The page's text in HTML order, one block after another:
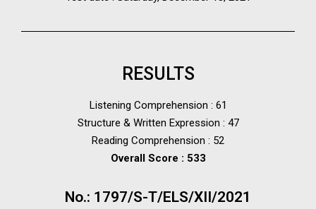
RESULTS
Listening Comprehension : 61
Structure & Written Expression : 47
Reading Comprehension : 52
Overall Score : 533
No.: 1797/S-T/ELS/XII/2021